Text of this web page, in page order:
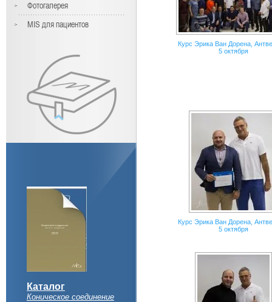
Фотогалерея
MIS для пациентов
Каталог
Коническое соединение
Курс Эрика Ван Дорена,
5 октября
Курс Эрика Ван Дорена,
5 октября